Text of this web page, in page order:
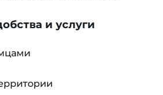
и услуги